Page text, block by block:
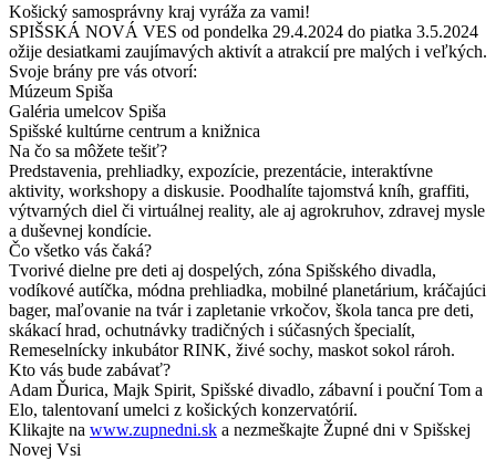
Košický samosprávny kraj vyráža za vami!
SPIŠSKÁ NOVÁ VES od pondelka 29.4.2024 do piatka 3.5.2024
ožije desiatkami zaujímavých aktivít a atrakcií pre malých i veľkých.
Svoje brány pre vás otvorí:
Múzeum Spiša
Galéria umelcov Spiša
Spišské kultúrne centrum a knižnica
Na čo sa môžete tešiť?
Predstavenia, prehliadky, expozície, prezentácie, interaktívne
aktivity, workshopy a diskusie. Poodhalíte tajomstvá kníh, graffiti,
výtvarných diel či virtuálnej reality, ale aj agrokruhov, zdravej mysle
a duševnej kondície.
Čo všetko vás čaká?
Tvorivé dielne pre deti aj dospelých, zóna Spišského divadla,
vodíkové autíčka, módna prehliadka, mobilné planetárium, kráčajúci
bager, maľovanie na tvár i zapletanie vrkočov, škola tanca pre deti,
skákací hrad, ochutnávky tradičných i súčasných špecialít,
Remeselnícky inkubátor RINK, živé sochy, maskot sokol rároh.
Kto vás bude zabávať?
Adam Ďurica, Majk Spirit, Spišské divadlo, zábavní i pouční Tom a
Elo, talentovaní umelci z košických konzervatórií.
Klikajte na www.zupnedni.sk a nezmeškajte Župné dni v Spišskej
Novej Vsi